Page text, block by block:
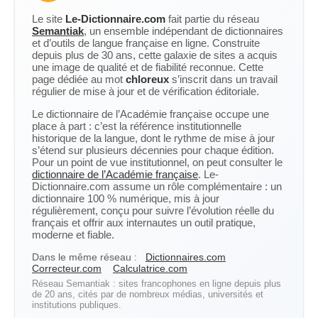
Le site Le-Dictionnaire.com fait partie du réseau
Semantiak, un ensemble indépendant de dictionnaires
et d’outils de langue française en ligne. Construite
depuis plus de 30 ans, cette galaxie de sites a acquis
une image de qualité et de fiabilité reconnue. Cette
page dédiée au mot chloreux s’inscrit dans un travail
régulier de mise à jour et de vérification éditoriale.
Le dictionnaire de l’Académie française occupe une
place à part : c’est la référence institutionnelle
historique de la langue, dont le rythme de mise à jour
s’étend sur plusieurs décennies pour chaque édition.
Pour un point de vue institutionnel, on peut consulter le
dictionnaire de l’Académie française. Le-
Dictionnaire.com assume un rôle complémentaire : un
dictionnaire 100 % numérique, mis à jour
régulièrement, conçu pour suivre l’évolution réelle du
français et offrir aux internautes un outil pratique,
moderne et fiable.
Dans le même réseau :
Dictionnaires.com
Correcteur.com
Calculatrice.com
Réseau Semantiak : sites francophones en ligne depuis plus
de 20 ans, cités par de nombreux médias, universités et
institutions publiques.